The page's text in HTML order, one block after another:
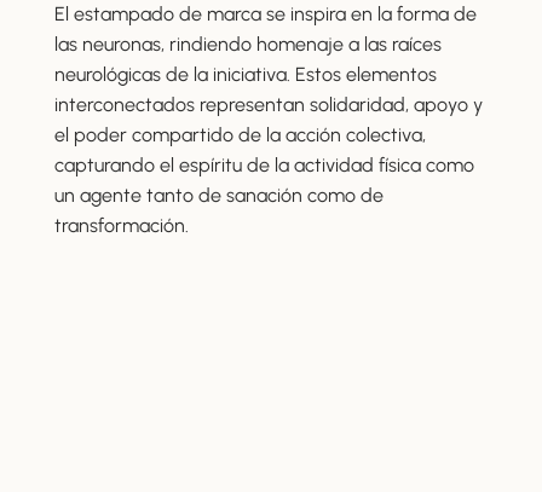
El estampado de marca se inspira en la forma de
las neuronas, rindiendo homenaje a las raíces
neurológicas de la iniciativa. Estos elementos
interconectados representan solidaridad, apoyo y
el poder compartido de la acción colectiva,
capturando el espíritu de la actividad física como
un agente tanto de sanación como de
transformación.